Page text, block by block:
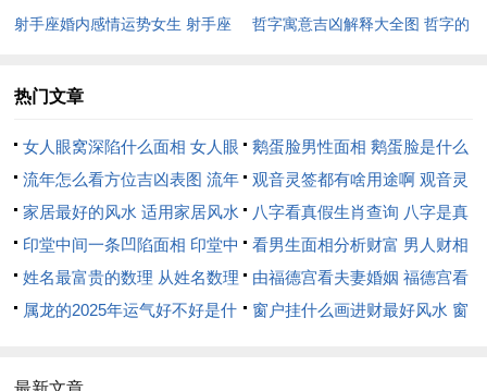
康，天德主贵人护佑，玉堂主祥与宁静，司命主分析适中此六神
伤损，朱雀主口舌是非，白虎主血光之灾，则宜避之。
射手座婚内感情运势女生 射手座
哲字寓意吉凶解释大全图 哲字的
热门文章
女人眼窝深陷什么面相 女人眼
窝深陷是短命相吗
鹅蛋脸男性面相 鹅蛋脸是什么
脸型男性
流年怎么看方位吉凶表图 流年
位置怎么看
观音灵签都有啥用途啊 观音灵
签全部签签词
家居最好的风水 适用家居风水
八字看真假生肖查询 八字是真
还是假
印堂中间一条凹陷面相 印堂中
间有条线沟好不好
看男生面相分析财富 男人财相
从哪里看
姓名最富贵的数理 从姓名数理
看富豪
由福德宫看夫妻婚姻 福德宫看
配偶生肖
属龙的2025年运气好不好是什
2025年属龙人的全年运势
窗户挂什么画进财最好风水 窗